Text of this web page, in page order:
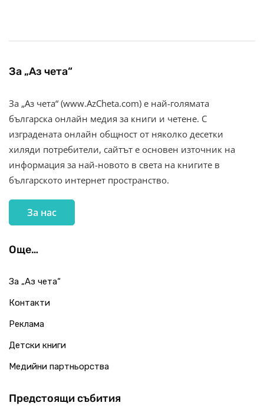
За „Аз чета“
За „Аз чета“ (www.AzCheta.com) е най-голямата
българска онлайн медия за книги и четене. С
изградената онлайн общност от няколко десетки
хиляди потребители, сайтът е основен източник на
информация за най-новото в света на книгите в
българското интернет пространство.
За нас
Още…
За „Аз чета“
Контакти
Реклама
Детски книги
Медийни партньорства
Предстоящи събития